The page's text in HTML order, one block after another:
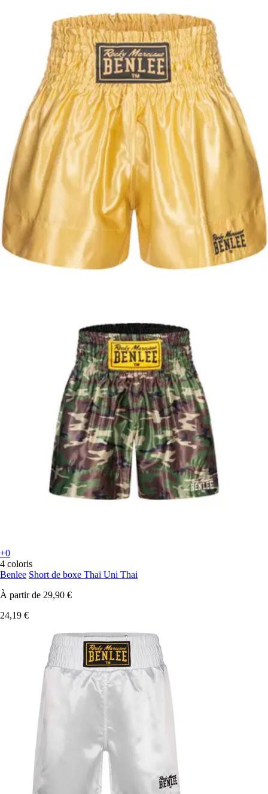
+0
4 coloris
Benlee Short de boxe Thaï Uni Thai
À partir de 29,90 €
24,19 €